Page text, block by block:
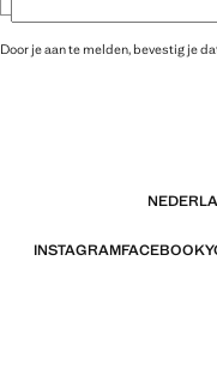
Door je aan te melden, bevestig je
INSTAGRAMFACEBOOK